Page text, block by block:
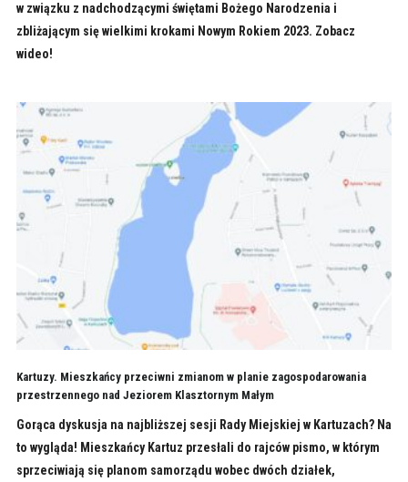
w związku z nadchodzącymi świętami Bożego Narodzenia i
zbliżającym się wielkimi krokami Nowym Rokiem 2023. Zobacz
wideo!
Kartuzy. Mieszkańcy przeciwni zmianom w planie zagospodarowania
przestrzennego nad Jeziorem Klasztornym Małym
Gorąca dyskusja na najbliższej sesji Rady Miejskiej w Kartuzach? Na
to wygląda! Mieszkańcy Kartuz przesłali do rajców pismo, w którym
sprzeciwiają się planom samorządu wobec dwóch działek,